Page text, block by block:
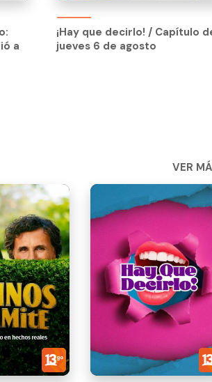
a
¡Hay que decirlo! / Capítulo del
jueves 6 de agosto
¡Hay que decirlo! / Capítulo
jueves 6 de agosto
VER